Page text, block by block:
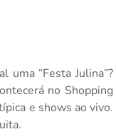
uma “Festa Julina”?
no Shopping
e shows ao vivo.